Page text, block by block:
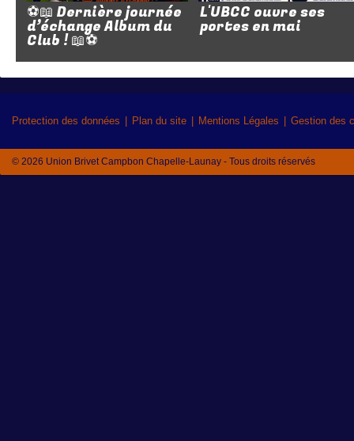
⚽📖 Dernière journée
d’échange Album du
Club ! 📖⚽
L'UBCC ouvre ses
portes en mai
Protection des données Plan du site Mentions Légales Gestion des
© 2026 Union Brivet Campbon Chapelle-Launay - Tous droits réservés